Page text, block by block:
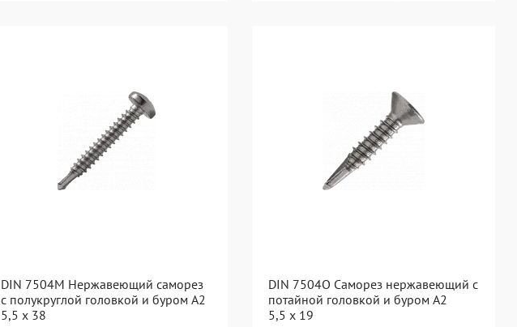
DIN 7504M Нержавеющий саморез
с полукруглой головкой и буром А2
5,5 x 38
DIN 7504O Саморез нержавеющий с
потайной головкой и буром А2
5,5 x 19